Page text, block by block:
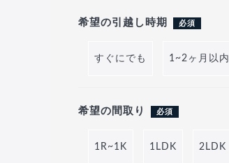
希望の引越し時期 必須
すぐにでも 1~2ヶ月以内
希望の間取り 必須
1R~1K 1LDK 2LDK